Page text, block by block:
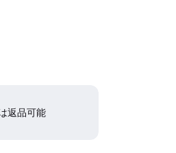
返品可能